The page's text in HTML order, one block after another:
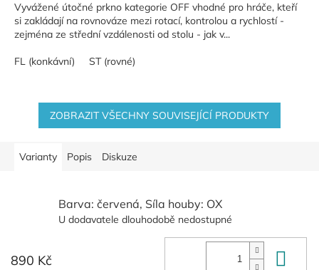
Vyvážené útočné prkno kategorie OFF vhodné pro hráče, kteří
si zakládají na rovnováze mezi rotací, kontrolou a rychlostí -
zejména ze střední vzdálenosti od stolu - jak v...
FL (konkávní) ST (rovné)
ZOBRAZIT VŠECHNY SOUVISEJÍCÍ PRODUKTY
Varianty Popis Diskuze
Barva: červená, Síla houby: OX
U dodavatele dlouhodobě nedostupné
890 Kč